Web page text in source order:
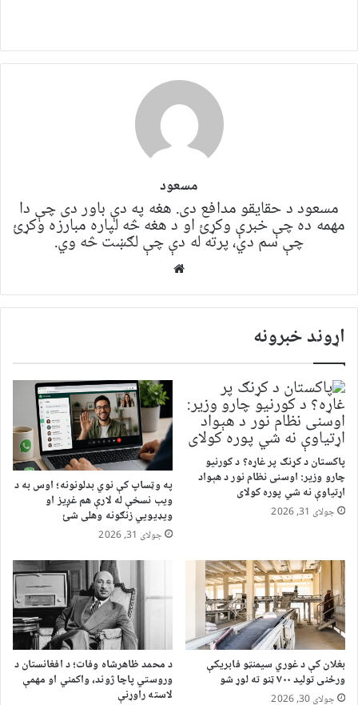
مسعود
مسعود د حقایقو مدافع دی. هغه په ​​​​دې باور دی چې دا
مهمه ده چې خبرې وکړئ او د هغه څه لپاره مبارزه وکړئ
چې سم دي، پرته له دې چې لګښت څه وي.
اړوند خبرونه
پاکستان د کړنګ پر غاړه؟ د کورنیو
چارو وزیر: اوسنی نظام نور د هېواد
اړتیاوې نه شي پوره کولای
جولای 31, 2026
په وټساپ کې نوي بدلونونه؛ اوس به د
ویب نسخې له لارې هم غږیز او
ویډیويي زنګونه وهلی شئ
جولای 31, 2026
بغلان کې د غوري سیمنټو فابریکې
ورځنی تولید ۷۰۰ ټنو ته لوړ شو
جولای 30, 2026
د محمد ظاهرشاه وفات؛ د افغانستان د
وروستي پاچا ژوند، واکمني او مهمې
لاسته راوړنې